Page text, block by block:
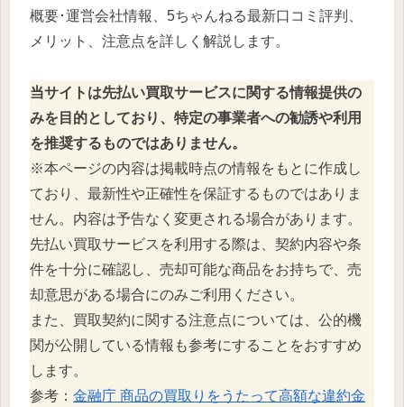
概要･運営会社情報、5ちゃんねる最新口コミ評判、
メリット、注意点を詳しく解説します。
当サイトは先払い買取サービスに関する情報提供の
みを目的としており、特定の事業者への勧誘や利用
を推奨するものではありません。
※本ページの内容は掲載時点の情報をもとに作成し
ており、最新性や正確性を保証するものではありま
せん。内容は予告なく変更される場合があります。
先払い買取サービスを利用する際は、契約内容や条
件を十分に確認し、売却可能な商品をお持ちで、売
却意思がある場合にのみご利用ください。
また、買取契約に関する注意点については、公的機
関が公開している情報も参考にすることをおすすめ
します。
参考： 金融庁 商品の買取りをうたって高額な違約金